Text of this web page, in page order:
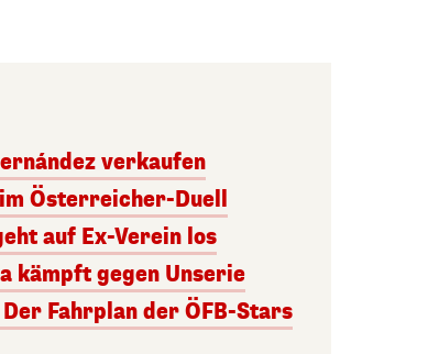
verkaufen
Österreicher-Duell
auf Ex-Verein los
kämpft gegen Unserie
Fahrplan der ÖFB-Stars